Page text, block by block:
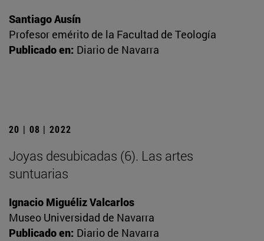
Santiago Ausín
Profesor emérito de la Facultad de Teología
Publicado en: Diario de Navarra
20 | 08 | 2022
Joyas desubicadas (6). Las artes
suntuarias
Ignacio Miguéliz Valcarlos
Museo Universidad de Navarra
Publicado en: Diario de Navarra